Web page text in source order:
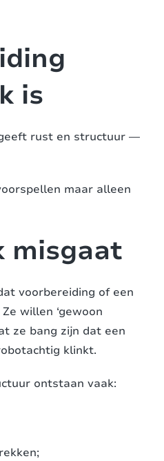
is
rust en structuur —
maar alleen
misgaat
voorbereiding of een
willen ‘gewoon
ze bang zijn dat een
klinkt.
ontstaan vaak: